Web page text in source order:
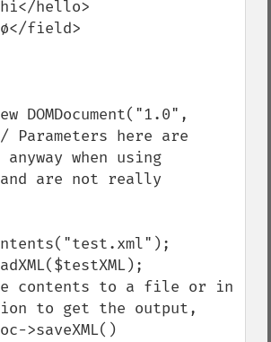
DOMDocument("1.0",
here are
when using
and are not really
contents to a file or in
to get the output,
>saveXML()